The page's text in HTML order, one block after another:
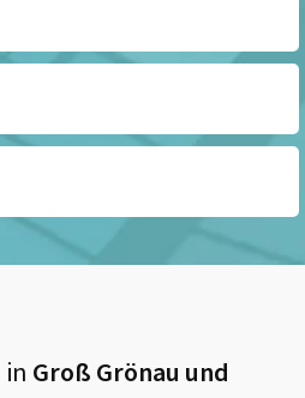
in Groß Grönau und